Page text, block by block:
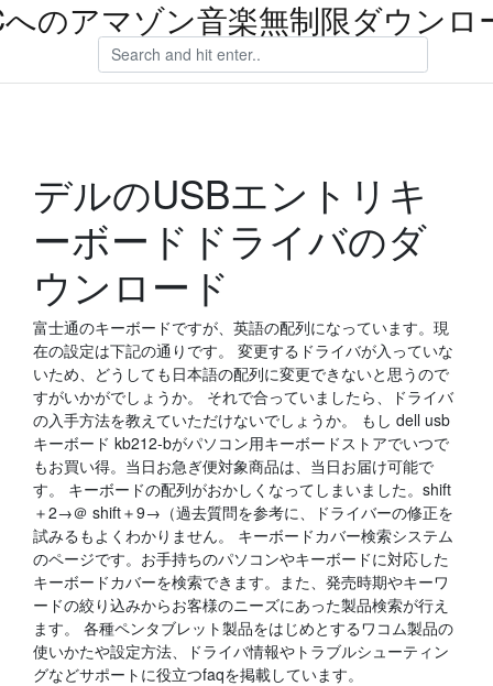
のアマゾン音楽無制限ダウンロ
デルのUSBエントリキ
ーボードドライバのダ
ウンロード
富士通のキーボードですが、英語の配列になっています。現
在の設定は下記の通りです。 変更するドライバが入っていな
いため、どうしても日本語の配列に変更できないと思うので
すがいかがでしょうか。 それで合っていましたら、ドライバ
の入手方法を教えていただけないでしょうか。 もし dell usb
キーボード kb212-bがパソコン用キーボードストアでいつで
もお買い得。当日お急ぎ便対象商品は、当日お届け可能で
す。 キーボードの配列がおかしくなってしまいました。shift
＋2→＠ shift＋9→（過去質問を参考に、ドライバーの修正を
試みるもよくわかりません。 キーボードカバー検索システム
のページです。お手持ちのパソコンやキーボードに対応した
キーボードカバーを検索できます。また、発売時期やキーワ
ードの絞り込みからお客様のニーズにあった製品検索が行え
ます。 各種ペンタブレット製品をはじめとするワコム製品の
使いかたや設定方法、ドライバ情報やトラブルシューティン
グなどサポートに役立つfaqを掲載しています。